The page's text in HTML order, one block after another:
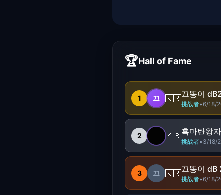
🏆Hall of Fame
1 끄 🇰🇷끄똥이
挑战者•6/18/
2 🇰🇷흑마탄왕자
挑战者• 3/18/
3 끄 🇰🇷끄똥이 dB
挑战者•6/18/